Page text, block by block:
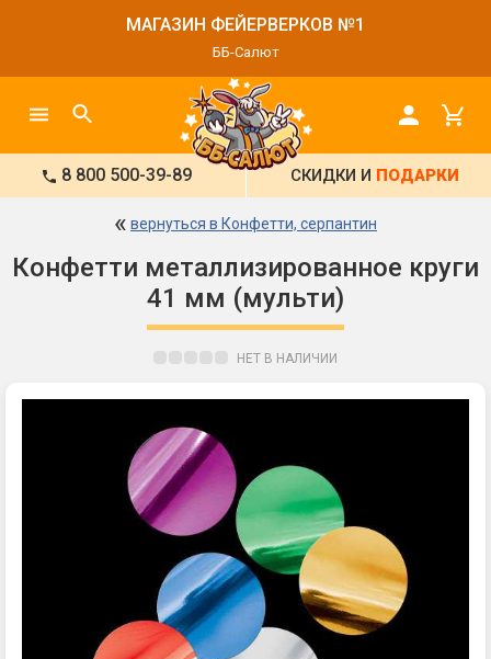
МАГАЗИН ФЕЙЕРВЕРКОВ №1
ББ-Салют
8 800 500-39-89 СКИДКИ И ПОДАРКИ
« вернуться в Конфетти, серпантин
Конфетти металлизированное круги
41 мм (мульти)
НЕТ В НАЛИЧИИ